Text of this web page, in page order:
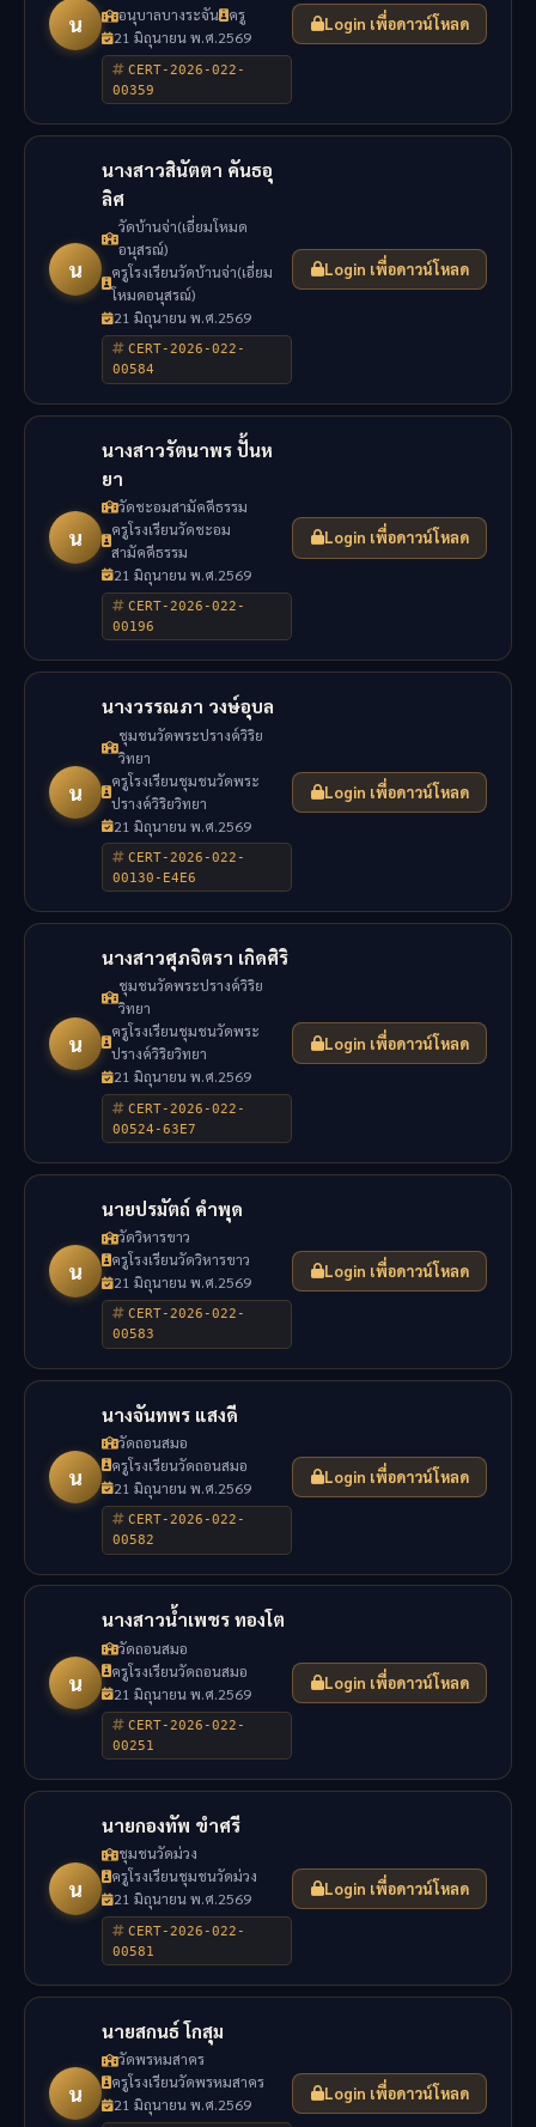
น อนุบาลบางระจัน ครู
21 มิถุนายน พ.ศ.2569
CERT-2026-022-
00359
Login เพื่อดาวน์โหลด
น
นางสาวสินัตตา คันธอุ
ลิศ
วัดบ้านจ่า(เอี่ยมโหมด
อนุสรณ์)
ครูโรงเรียนวัดบ้านจ่า(เอี่ยม
โหมดอนุสรณ์)
21 มิถุนายน พ.ศ.2569
CERT-2026-022-
00584
Login เพื่อดาวน์โหลด
น
นางสาวรัตนาพร ปั้นห
ยา
วัดชะอมสามัคคีธรรม
ครูโรงเรียนวัดชะอม
สามัคคีธรรม
21 มิถุนายน พ.ศ.2569
CERT-2026-022-
00196
Login เพื่อดาวน์โหลด
น
นางวรรณภา วงษ์อุบล
ชุมชนวัดพระปรางค์วิริย
วิทยา
ครูโรงเรียนชุมชนวัดพระ
ปรางค์วิริยวิทยา
21 มิถุนายน พ.ศ.2569
CERT-2026-022-
00130-E4E6
Login เพื่อดาวน์โหลด
น
นางสาวศุภจิตรา เกิดศิริ
ชุมชนวัดพระปรางค์วิริย
วิทยา
ครูโรงเรียนชุมชนวัดพระ
ปรางค์วิริยวิทยา
21 มิถุนายน พ.ศ.2569
CERT-2026-022-
00524-63E7
Login เพื่อดาวน์โหลด
น
นายปรมัตถ์ คำพุด
วัดวิหารขาว
ครูโรงเรียนวัดวิหารขาว
21 มิถุนายน พ.ศ.2569
CERT-2026-022-
00583
Login เพื่อดาวน์โหลด
น
นางจันทพร แสงดี
วัดถอนสมอ
ครูโรงเรียนวัดถอนสมอ
21 มิถุนายน พ.ศ.2569
CERT-2026-022-
00582
Login เพื่อดาวน์โหลด
น
นางสาวน้ำเพชร ทองโต
วัดถอนสมอ
ครูโรงเรียนวัดถอนสมอ
21 มิถุนายน พ.ศ.2569
CERT-2026-022-
00251
Login เพื่อดาวน์โหลด
น
นายกองทัพ ขำศรี
ชุมชนวัดม่วง
ครูโรงเรียนชุมชนวัดม่วง
21 มิถุนายน พ.ศ.2569
CERT-2026-022-
00581
Login เพื่อดาวน์โหลด
น
นายสกนธ์ โกสุม
วัดพรหมสาคร
ครูโรงเรียนวัดพรหมสาคร
21 มิถุนายน พ.ศ.2569
Login เพื่อดาวน์โหลด